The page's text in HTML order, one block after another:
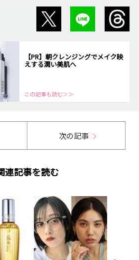
【PR】朝クレンジングでメイク映
えする潤い美肌へ
この記事も読む＞＞
次の記事
連記事を読む